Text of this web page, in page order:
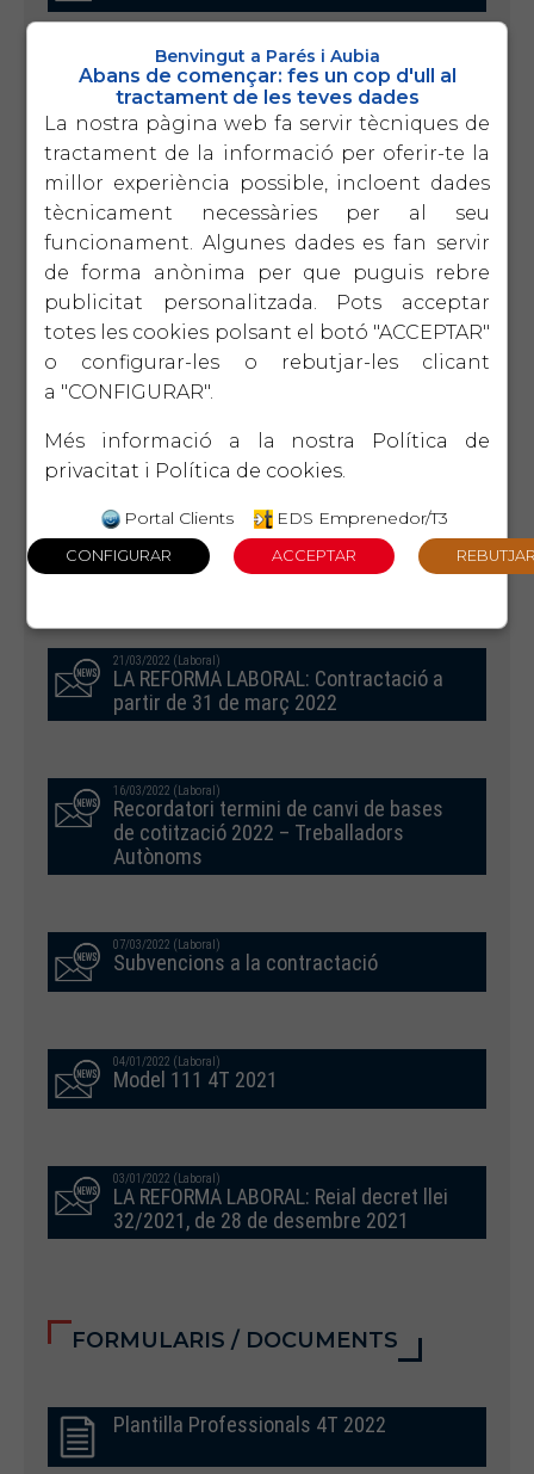
29/09/2022 (Laboral)
PERSONES TREBALLADORES AL SERVEI
DE LA LLAR: MILLORA DE CONDICIONS
LABORALS I DE LA SEGURETAT SOCIAL
15/09/2022 (Laboral)
REFORMA DEL REGIM ESPECIAL DE
TREBALLADORS AUTÒNOMS
20/06/2022 (Laboral)
RECORDATORI TERMINI DE CANVI DE
TREBALLADORS AUTÒNOMS JUNY
2022
04/04/2022 (Laboral)
Model 111 1T 2022
21/03/2022 (Laboral)
LA REFORMA LABORAL: Contractació a
partir de 31 de març 2022
16/03/2022 (Laboral)
Recordatori termini de canvi de bases
de cotització 2022 – Treballadors
Autònoms
07/03/2022 (Laboral)
Subvencions a la contractació
04/01/2022 (Laboral)
Model 111 4T 2021
03/01/2022 (Laboral)
LA REFORMA LABORAL: Reial decret llei
32/2021, de 28 de desembre 2021
FORMULARIS / DOCUMENTS
Plantilla Professionals 4T 2022
Benvingut a Parés i Aubia
Abans de començar: fes un cop d'ull al
tractament de les teves dades
La nostra pàgina web fa servir tècniques de
tractament de la informació per oferir-te la
millor experiència possible, incloent dades
tècnicament necessàries per al seu
funcionament. Algunes dades es fan servir
de forma anònima per que puguis rebre
publicitat personalitzada. Pots acceptar
totes les cookies polsant el botó "ACCEPTAR"
o configurar-les o rebutjar-les clicant
a "CONFIGURAR".
Més informació a la nostra
Política de
privacitat i Política de cookies.
Portal Clients EDS Emprenedor/T3